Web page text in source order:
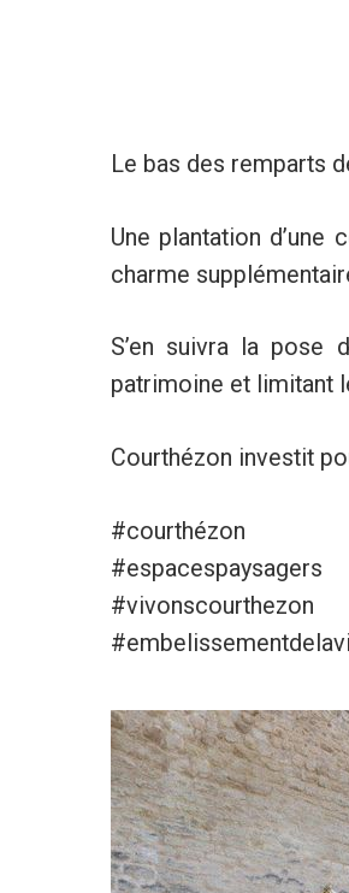
Le bas des remparts
Une plantation
charme
S’en suivra la pose
patrimoine et limitant
Courthézon investit
#courthézon
#espacespaysagers
#vivonscourthezon